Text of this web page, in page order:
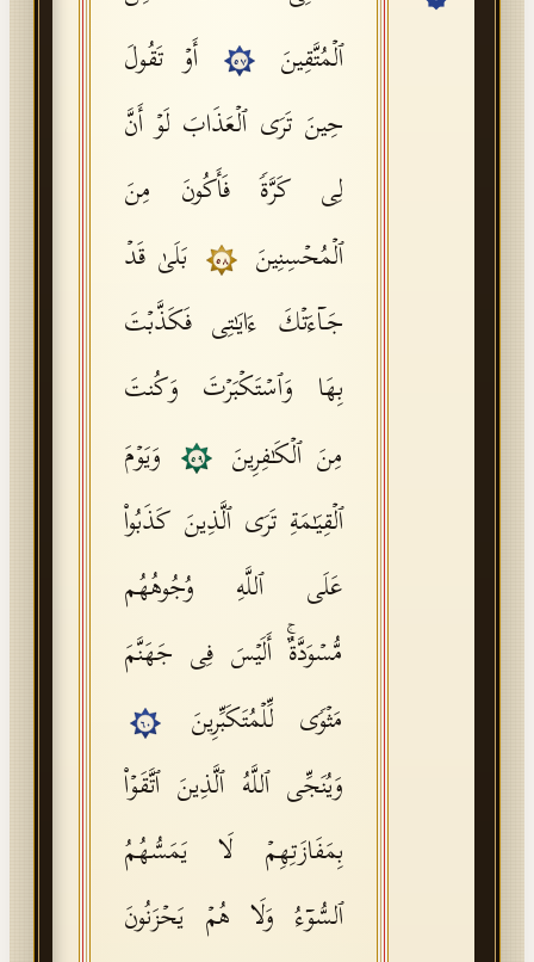
Tajweed Guide
Font Edition Tester
ٱلۡمُتَّقِینَ
٥٧
أَوۡ تَقُولَ
حِینَ تَرَى ٱلۡعَذَابَ لَوۡ أَنَّ
لِی كَرَّةࣰ فَأَكُونَ مِنَ
ٱلۡمُحۡسِنِینَ
٥٨
بَلَىٰ قَدۡ
جَاۤءَتۡكَ ءَایَـٰتِی فَكَذَّبۡتَ
بِهَا وَٱسۡتَكۡبَرۡتَ وَكُنتَ
مِنَ ٱلۡكَـٰفِرِینَ
٥٩
وَیَوۡمَ
ٱلۡقِیَـٰمَةِ تَرَى ٱلَّذِینَ كَذَبُوا۟
عَلَى ٱللَّهِ وُجُوهُهُم
مُّسۡوَدَّةٌۚ أَلَیۡسَ فِی جَهَنَّمَ
مَثۡوࣰى لِّلۡمُتَكَبِّرِینَ
٦٠
وَیُنَجِّی ٱللَّهُ ٱلَّذِینَ ٱتَّقَوۡا۟
بِمَفَازَتِهِمۡ لَا یَمَسُّهُمُ
ٱلسُّوۤءُ وَلَا هُمۡ یَحۡزَنُونَ